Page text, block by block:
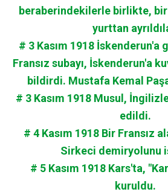
beraberindekilerle birlikte,
yurttan
# 3 Kasım 1918 İskenderun'a
Fransız subayı, İskenderun'a
bildirdi. Mustafa Kemal
# 3 Kasım 1918 Musul,
edildi.
# 4 Kasım 1918 Bir Fransız
Sirkeci demiryolunu
# 5 Kasım 1918 Kars'ta,
kuruldu.